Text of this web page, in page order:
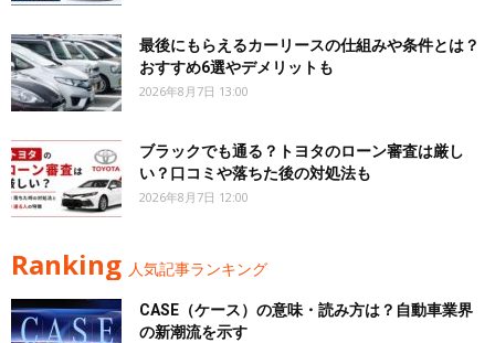
最後にもらえるカーリースの仕組みや条件とは？
おすすめ6選やデメリットも
2026年8月7日 13:00
ブラックでも通る？トヨタのローン審査は厳し
い？口コミや落ちた後の対処法も
2026年8月7日 12:00
Ranking 人気記事ランキング
CASE（ケース）の意味・読み方は？自動車業界
の新潮流を示す